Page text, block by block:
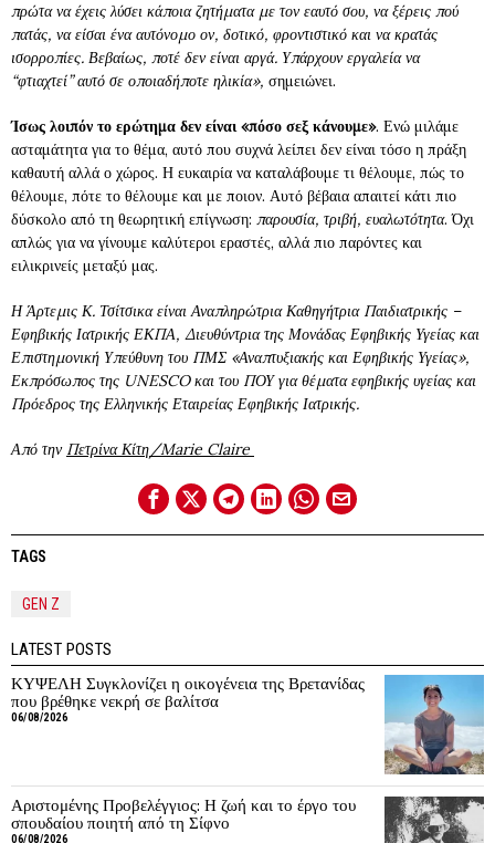
πρώτα να έχεις λύσει κάποια ζητήματα με τον εαυτό σου, να ξέρεις πού
πατάς, να είσαι ένα αυτόνομο ον, δοτικό, φροντιστικό και να κρατάς
ισορροπίες. Βεβαίως, ποτέ δεν είναι αργά. Υπάρχουν εργαλεία να
“φτιαχτεί” αυτό σε οποιαδήποτε ηλικία», σημειώνει.
Ίσως λοιπόν το ερώτημα δεν είναι «πόσο σεξ κάνουμε». Ενώ μιλάμε
ασταμάτητα για το θέμα, αυτό που συχνά λείπει δεν είναι τόσο η πράξη
καθαυτή αλλά ο χώρος. Η ευκαιρία να καταλάβουμε τι θέλουμε, πώς το
θέλουμε, πότε το θέλουμε και με ποιον. Αυτό βέβαια απαιτεί κάτι πιο
δύσκολο από τη θεωρητική επίγνωση: παρουσία, τριβή, ευαλωτότητα. Όχι
απλώς για να γίνουμε καλύτεροι εραστές, αλλά πιο παρόντες και
ειλικρινείς μεταξύ μας.
Η Άρτεμις Κ. Τσίτσικα είναι Αναπληρώτρια Καθηγήτρια Παιδιατρικής –
Εφηβικής Ιατρικής ΕΚΠΑ, Διευθύντρια της Μονάδας Εφηβικής Υγείας και
Επιστημονική Υπεύθυνη του ΠΜΣ «Αναπτυξιακής και Εφηβικής Υγείας»,
Εκπρόσωπος της UNESCO και του ΠΟΥ για θέματα εφηβικής υγείας και
Πρόεδρος της Ελληνικής Εταιρείας Εφηβικής Ιατρικής.
Από την Πετρίνα Κίτη/Marie Claire
TAGS
GEN Z
LATEST POSTS
ΚΥΨΕΛΗ Συγκλονίζει η οικογένεια της Βρετανίδας
που βρέθηκε νεκρή σε βαλίτσα
06/08/2026
Αριστομένης Προβελέγγιος: Η ζωή και το έργο του
σπουδαίου ποιητή από τη Σίφνο
06/08/2026